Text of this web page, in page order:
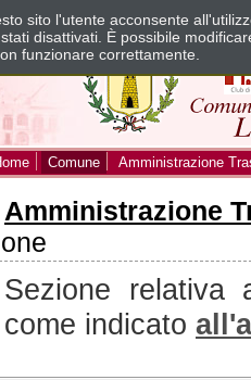
Comune Amministrazione
Amministrazione
Sezione relativa
come indicato
sito l'utente acconsente
disattivati. È possibile
funzionare correttamente.